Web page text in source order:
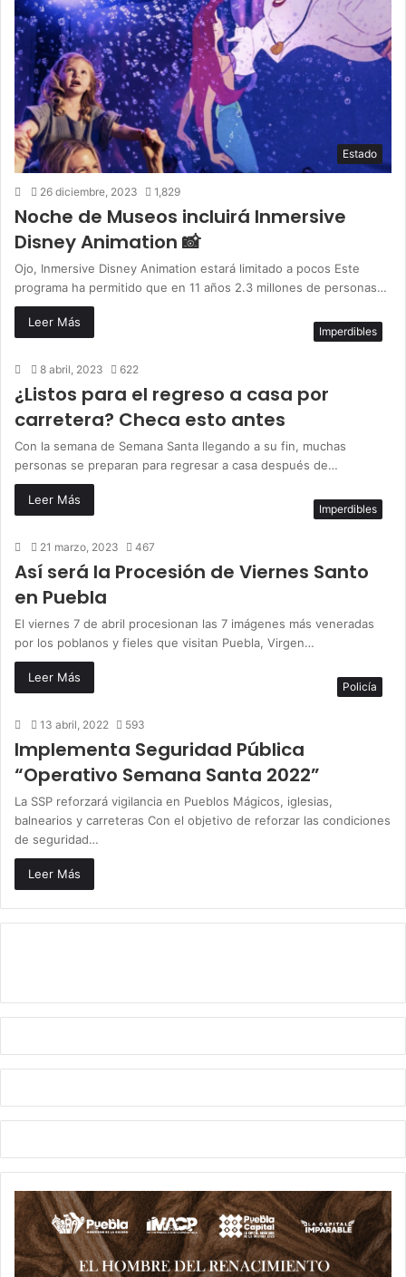
Estado
26 diciembre, 2023 1,829
Noche de Museos incluirá Inmersive
Disney Animation 📸
Ojo, Inmersive Disney Animation estará limitado a pocos Este
programa ha permitido que en 11 años 2.3 millones de personas…
Leer Más
Imperdibles
8 abril, 2023 622
¿Listos para el regreso a casa por
carretera? Checa esto antes
Con la semana de Semana Santa llegando a su fin, muchas
personas se preparan para regresar a casa después de…
Leer Más
Imperdibles
21 marzo, 2023 467
Así será la Procesión de Viernes Santo
en Puebla
El viernes 7 de abril procesionan las 7 imágenes más veneradas
por los poblanos y fieles que visitan Puebla, Virgen…
Leer Más
Policía
13 abril, 2022 593
Implementa Seguridad Pública
“Operativo Semana Santa 2022”
La SSP reforzará vigilancia en Pueblos Mágicos, iglesias,
balnearios y carreteras Con el objetivo de reforzar las condiciones
de seguridad…
Leer Más